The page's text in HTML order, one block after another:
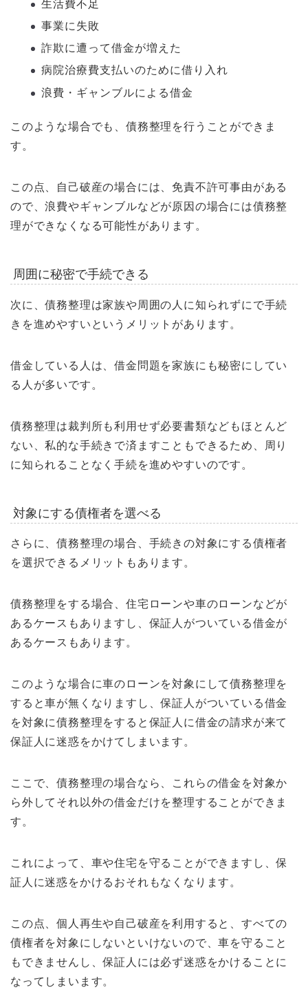
生活費不足
事業に失敗
詐欺に遭って借金が増えた
病院治療費支払いのために借り入れ
浪費・ギャンブルによる借金
このような場合でも、債務整理を行うことができま
す。
この点、自己破産の場合には、免責不許可事由がある
ので、浪費やギャンブルなどが原因の場合には債務整
理ができなくなる可能性があります。
周囲に秘密で手続できる
次に、債務整理は家族や周囲の人に知られずにで手続
きを進めやすいというメリットがあります。
借金している人は、借金問題を家族にも秘密にしてい
る人が多いです。
債務整理は裁判所も利用せず必要書類などもほとんど
ない、私的な手続きで済ますこともできるため、周り
に知られることなく手続を進めやすいのです。
対象にする債権者を選べる
さらに、債務整理の場合、手続きの対象にする債権者
を選択できるメリットもあります。
債務整理をする場合、住宅ローンや車のローンなどが
あるケースもありますし、保証人がついている借金が
あるケースもあります。
このような場合に車のローンを対象にして債務整理を
すると車が無くなりますし、保証人がついている借金
を対象に債務整理をすると保証人に借金の請求が来て
保証人に迷惑をかけてしまいます。
ここで、債務整理の場合なら、これらの借金を対象か
ら外してそれ以外の借金だけを整理することができま
す。
これによって、車や住宅を守ることができますし、保
証人に迷惑をかけるおそれもなくなります。
この点、個人再生や自己破産を利用すると、すべての
債権者を対象にしないといけないので、車を守ること
もできませんし、保証人には必ず迷惑をかけることに
なってしまいます。